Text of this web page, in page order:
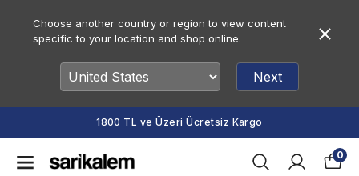
Choose another country or region to view content
specific to your location and shop online.
Next
1800 TL ve Üzeri Ücretsiz Kargo
0